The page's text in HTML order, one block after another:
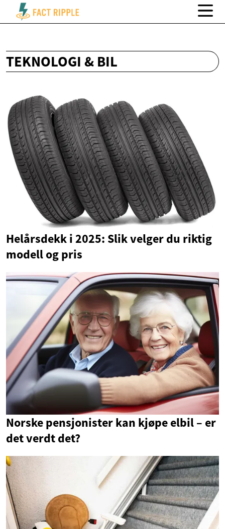
TEKNOLOGI & BIL
Helårsdekk i 2025: Slik velger du riktig
modell og pris
Norske pensjonister kan kjøpe elbil – er
det verdt det?